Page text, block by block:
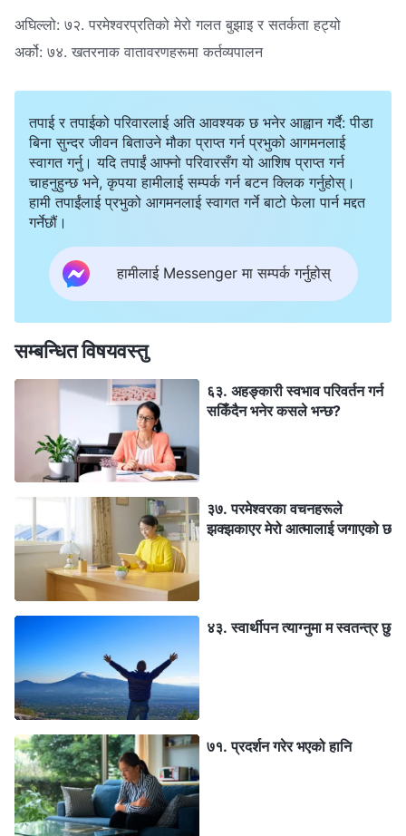
अघिल्लो: ७२. परमेश्‍वरप्रतिको मेरो गलत बुझाइ र सतर्कता हट्यो
अर्को: ७४. खतरनाक वातावरणहरूमा कर्तव्यपालन
तपाई र तपाईको परिवारलाई अति आवश्यक छ भनेर आह्वान गर्दै: पीडा
बिना सुन्दर जीवन बिताउने मौका प्राप्त गर्न प्रभुको आगमनलाई
स्वागत गर्नु। यदि तपाईं आफ्नो परिवारसँग यो आशिष प्राप्त गर्न
चाहनुहुन्छ भने, कृपया हामीलाई सम्पर्क गर्न बटन क्लिक गर्नुहोस्।
हामी तपाईंलाई प्रभुको आगमनलाई स्वागत गर्ने बाटो फेला पार्न मद्दत
गर्नेछौं।
हामीलाई Messenger मा सम्पर्क गर्नुहोस्
सम्बन्धित विषयवस्तु
६३. अहङ्कारी स्वभाव परिवर्तन गर्न
सकिँदैन भनेर कसले भन्छ?
३७. परमेश्‍वरका वचनहरूले
झक्झकाएर मेरो आत्मालाई जगाएको छ
४३. स्वार्थीपन त्याग्नुमा म स्वतन्त्र छु
७१. प्रदर्शन गरेर भएको हानि